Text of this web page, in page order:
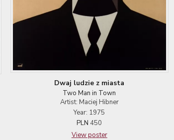
Dwaj ludzie z miasta
Two Man in Town
Artist: Maciej Hibner
Year: 1975
PLN 450
View poster